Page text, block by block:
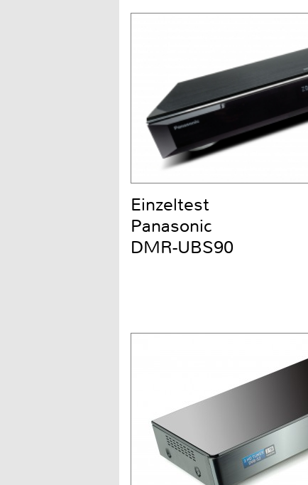
Einzeltest
Panasonic
DMR-UBS90